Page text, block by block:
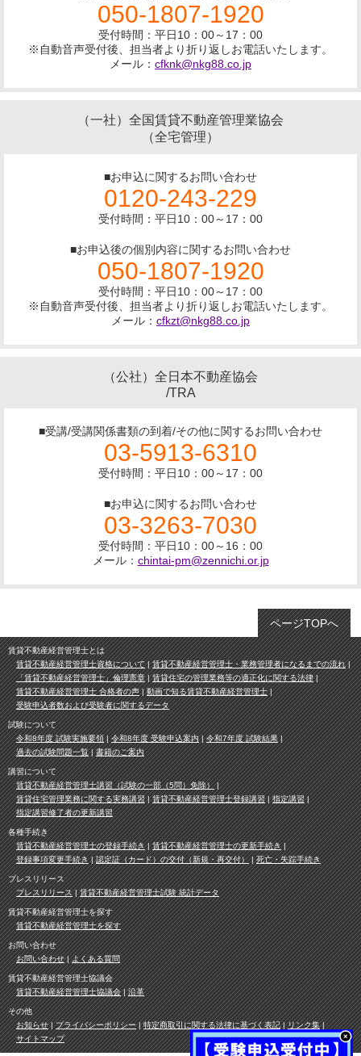
050-1807-1920
受付時間：平日10：00～17：00
※自動音声受付後、担当者より折り返しお電話いたします。
メール： cfknk@nkg88.co.jp
（一社）全国賃貸不動産管理業協会
（全宅管理）
■お申込に関するお問い合わせ
0120-243-229
受付時間：平日10：00～17：00
■お申込後の個別内容に関するお問い合わせ
050-1807-1920
受付時間：平日10：00～17：00
※自動音声受付後、担当者より折り返しお電話いたします。
メール： cfkzt@nkg88.co.jp
（公社）全日本不動産協会
/TRA
■受講/受講関係書類の到着/その他に関するお問い合わせ
03-5913-6310
受付時間：平日10：00～17：00
■お申込に関するお問い合わせ
03-3263-7030
受付時間：平日10：00～16：00
メール： chintai-pm@zennichi.or.jp
ページTOPへ
賃貸不動産経営管理士とは
賃貸不動産経営管理士資格について
賃貸不動産経営管理士・業務管理者になるまでの流れ
「賃貸不動産経営管理士」倫理憲章
賃貸住宅の管理業務等の適正化に関する法律
賃貸不動産経営管理士 合格者の声
動画で知る賃貸不動産経営管理士
受験申込者数および受験者に関するデータ
試験について
令和8年度 試験実施要領
令和8年度 受験申込案内
令和7年度 試験結果
過去の試験問題一覧
書籍のご案内
講習について
賃貸不動産経営管理士講習（試験の一部（5問）免除）
賃貸住宅管理業務に関する実務講習
賃貸不動産経営管理士登録講習
指定講習
指定講習修了者の更新講習
各種手続き
賃貸不動産経営管理士の登録手続き
賃貸不動産経営管理士の更新手続き
登録事項変更手続き
認定証（カード）の交付（新規・再交付） 死亡・失踪手続き
プレスリリース
プレスリリース
賃貸不動産経営管理士試験 統計データ
賃貸不動産経営管理士を探す
賃貸不動産経営管理士を探す
お問い合わせ
お問い合わせ
よくある質問
賃貸不動産経営管理士協議会
賃貸不動産経営管理士協議会
沿革
その他
お知らせ
プライバシーポリシー 特定商取引に関する法律に基づく表記
リンク集
サイトマップ